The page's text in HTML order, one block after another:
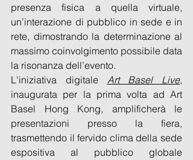
presenza fisica a quella virtuale,
un’interazione di pubblico in sede e in
rete, dimostrando la determinazione al
massimo coinvolgimento possibile data
la risonanza dell’evento.
L'iniziativa digitale Art Basel Live,
inaugurata per la prima volta ad Art
Basel Hong Kong, amplificherà le
presentazioni presso la fiera,
trasmettendo il fervido clima della sede
espositiva al pubblico globale